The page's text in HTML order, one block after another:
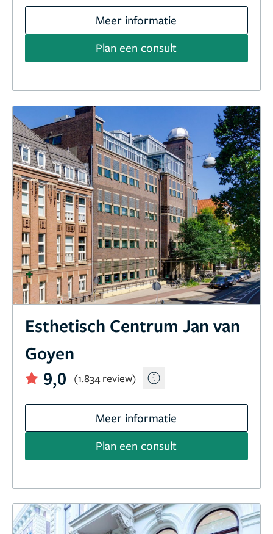
Meer informatie
Plan een consult
Esthetisch Centrum Jan van
Goyen
9,0
(1.834 review)
Meer informatie
Plan een consult